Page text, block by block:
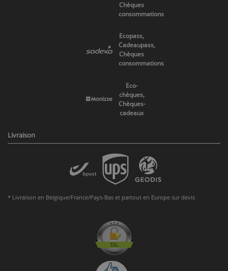
Chèques
consommations
Ecopass,
Cadeaupass,
Chèques
consommations
Eco-
chèques,
Chèques-
cadeaux
Livraison
* Livraison en Belgique/France/Pays-Bas et partout en Europe sur devis